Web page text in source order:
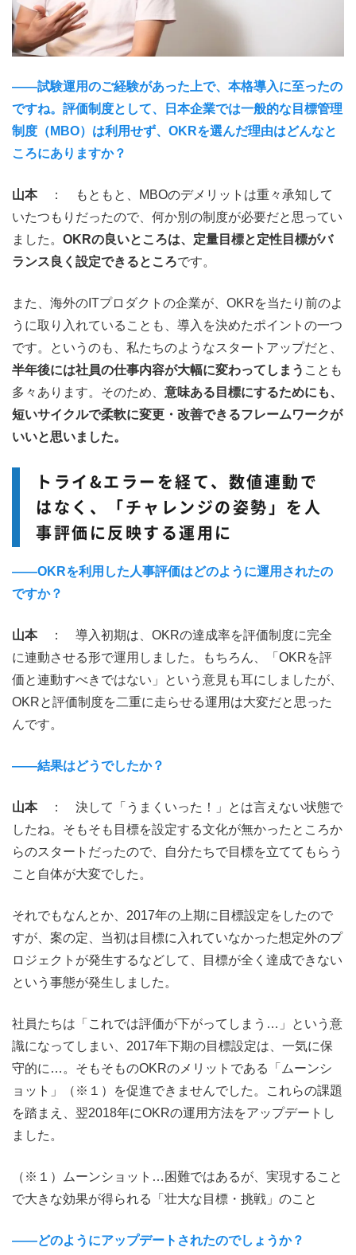
――試験運用のご経験があった上で、本格導入に至ったの
ですね。評価制度として、日本企業では一般的な目標管理
制度（MBO）は利用せず、OKRを選んだ理由はどんなと
ころにありますか？
山本
： もともと、MBOのデメリットは重々承知して
いたつもりだったので、何か別の制度が必要だと思ってい
ました。 OKRの良いところは、定量目標と定性目標がバ
ランス良く設定できるところです。
また、海外のITプロダクトの企業が、OKRを当たり前のよ
うに取り入れていることも、導入を決めたポイントの一つ
です。というのも、私たちのようなスタートアップだと、
半年後には社員の仕事内容が大幅に変わってしまう ことも
多々あります。そのため、 意味ある目標にするためにも、
短いサイクルで柔軟に変更・改善できるフレームワークが
いいと思いました。
トライ&エラーを経て、数値連動で
はなく、「チャレンジの姿勢」を人
事評価に反映する運用に
――OKRを利用した人事評価はどのように運用されたの
ですか？
山本
： 導入初期は、OKRの達成率を評価制度に完全
に連動させる形で運用しました。もちろん、「OKRを評
価と連動すべきではない」という意見も耳にしましたが、
OKRと評価制度を二重に走らせる運用は大変だと思った
んです。
――結果はどうでしたか？
山本
： 決して「うまくいった！」とは言えない状態で
したね。そもそも目標を設定する文化が無かったところか
らのスタートだったので、自分たちで目標を立ててもらう
こと自体が大変でした。
それでもなんとか、2017年の上期に目標設定をしたので
すが、案の定、当初は目標に入れていなかった想定外のプ
ロジェクトが発生するなどして、目標が全く達成できない
という事態が発生しました。
社員たちは「これでは評価が下がってしまう…」という意
識になってしまい、2017年下期の目標設定は、一気に保
守的に…。そもそものOKRのメリットである「ムーンシ
ョット」（※１）を促進できませんでした。これらの課題
を踏まえ、翌2018年にOKRの運用方法をアップデートし
ました。
（※１）ムーンショット…困難ではあるが、実現すること
で大きな効果が得られる「壮大な目標・挑戦」のこと
――どのようにアップデートされたのでしょうか？